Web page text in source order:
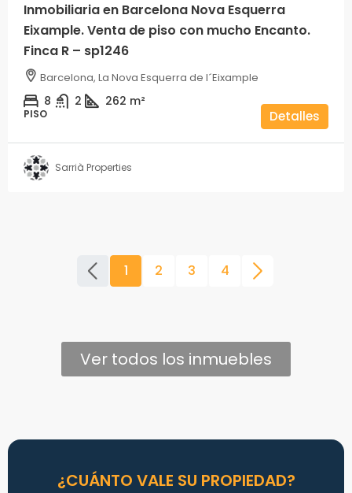
Inmobiliaria en Barcelona Nova Esquerra
Eixample. Venta de piso con mucho Encanto.
Finca R – sp1246
Barcelona, La Nova Esquerra de l´Eixample
8 2 262 m²
PISO Detalles
Sarrià Properties
1 2 3 4
Ver todos los inmuebles
¿CUÁNTO VALE SU PROPIEDAD?